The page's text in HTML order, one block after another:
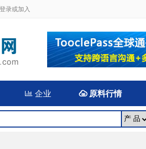
登录或加入
 企业 原料行情